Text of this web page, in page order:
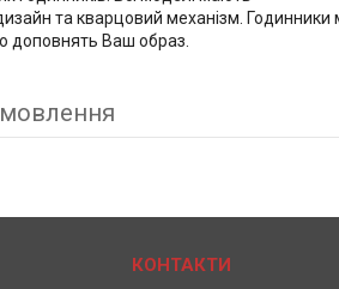
та кварцовий механізм. Годинники
доповнять Ваш образ.